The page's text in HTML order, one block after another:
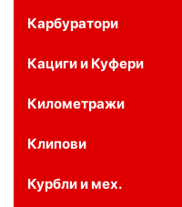
Карбуратори
Кациги и Куфери
Километражи
Клипови
Курбли и мех.